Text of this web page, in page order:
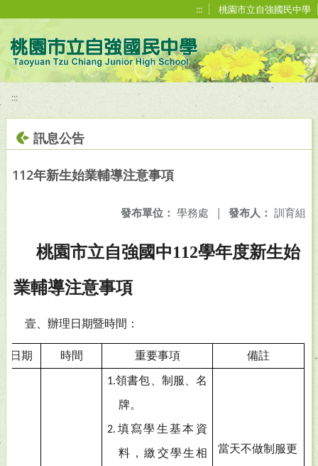
::: 桃園市立自強國民中學
:::
訊息公告
112年新生始業輔導注意事項
發布人： 訓育組
發布單位： 學務處 |
桃園市立自強國中112學年度新生始
業輔導注意事項
壹、辦理日期暨時間：
日期 時間 重要事項 備註
1.領書包、制服、名
牌。
2. 填寫學生基本資
料，繳交學生相
當天不做制服更